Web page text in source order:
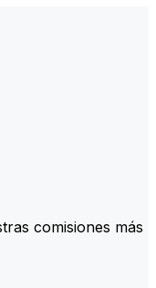
comisiones más